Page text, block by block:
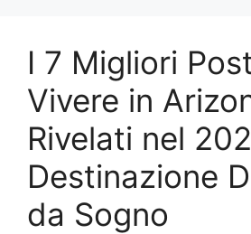
I 7 Migliori
Vivere in
Rivelati nel
Destinazione
da Sogno